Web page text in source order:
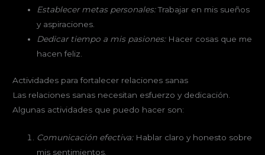
Establecer metas personales:Trabajar en mis sueños
y aspiraciones.
Dedicar tiempo a mis pasiones:Hacer cosas que me
hacen feliz.
Actividades para fortalecer relaciones sanas
Las relaciones sanas necesitan esfuerzo y dedicación.
Algunas actividades que puedo hacer son:
Comunicación efectiva:Hablar claro y honesto sobre
mis sentimientos.